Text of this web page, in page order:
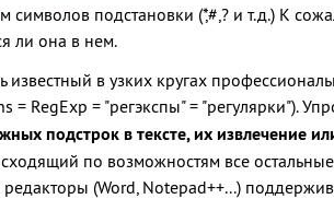
подстановки (*,#,? и т.д.) К
ли она в нем.
в узких кругах
= RegExp = "регэкспы" = "регулярки").
подстрок в тексте, их извлечение
по возможностям все
редакторы (Word, Notepad++...)